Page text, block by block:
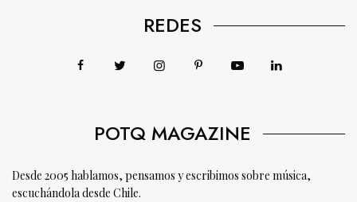
REDES
POTQ MAGAZINE
Desde 2005 hablamos, pensamos y escribimos sobre música,
escuchándola desde Chile.